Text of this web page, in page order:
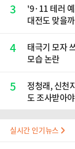
3
'9·11 테러
대전도 맞을까
4
태극기 모자
모습 논란
5
정청래, 신천
도 조사받아
실시간 인기뉴스